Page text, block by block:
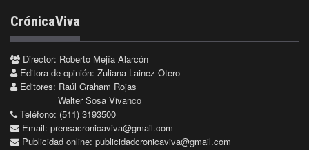
CrónicaViva
Director: Roberto Mejía Alarcón
Editora de opinión: Zuliana Lainez Otero
Editores: Raúl Graham Rojas
Walter Sosa Vivanco
Teléfono: (511) 3193500
Email: prensacronicaviva@gmail.com
Publicidad online: publicidadcronicaviva@gmail.com